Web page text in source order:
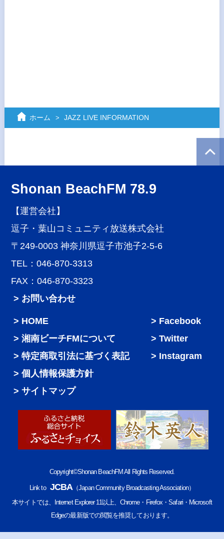
ホーム JAZZ LIVE INFORMATION
Shonan BeachFM 78.9
【運営会社】
逗子・葉山コミュニティ放送株式会社
〒249-0003 神奈川県逗子市池子2-5-6
TEL：046-870-3313
FAX：046-870-3323
> お問い合わせ
HOME
湘南ビーチFMについて
特定商取引法に基づく表記
個人情報保護方針
サイトマップ
Facebook
Twitter
Instagram
Copyright©Shonan BeachFM All Rights Reserved.
Link to JCBA（Japan Community Broadcasting Association）
本サイトでは、Internet Explorer 11以上、Chrome・Firefox・Safari・Microsoft
Edgeの最新版での閲覧を推奨しております。